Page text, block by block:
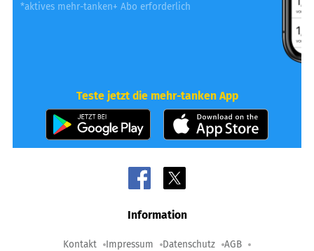
*aktives mehr-tanken+ Abo erforderlich
Teste jetzt die mehr-tanken App
Information
Kontakt Impressum Datenschutz AGB